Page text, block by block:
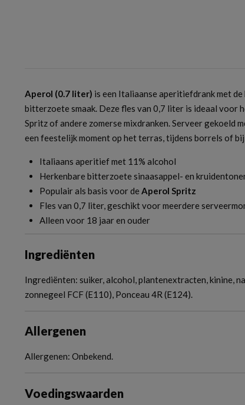
Aperol (0.7 liter) is een Italiaanse aperitiefdrank met
bitterzoete smaak. Deze fles van 0,7 liter is ideaal voor
Spritz of andere zomerse mixdranken. Serveer gekoeld
een feestelijk moment op het terras, tijdens borrels of
Italiaans aperitief met 11% alcohol
Herkenbare bitterzoete sinaasappel- en
Populair als basis voor de Aperol Spritz
Fles van 0,7 liter, geschikt voor meerdere
Alleen voor 18 jaar en ouder
Ingrediënten
Ingrediënten: suiker, alcohol, plantenextracten, kinine,
zonnegeel FCF (E110), Ponceau 4R (E124).
Allergenen
Allergenen: Onbekend.
Voedingswaarden